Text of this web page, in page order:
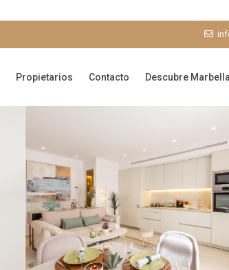
Propietarios Contacto Descubre Marbella